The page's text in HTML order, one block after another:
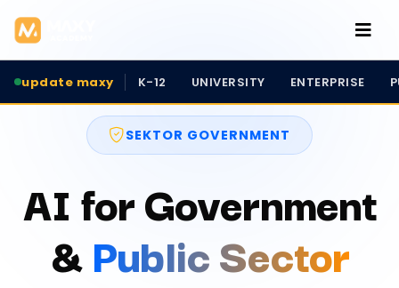
update maxy K-12 UNIVERSITY ENTERPRISE
SEKTOR GOVERNMENT
AI for Government
&Public Sector